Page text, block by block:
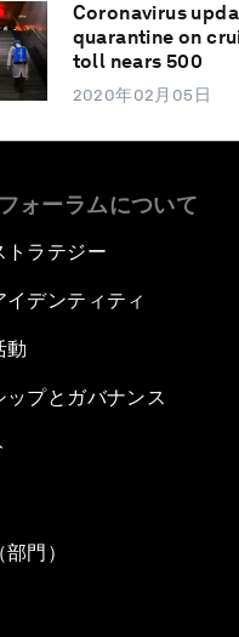
Coronavirus
quarantine on
toll nears 500
2020年02月05日
ォーラムについて
トラテジー
デンティティ
動
ップとガバナンス
門）